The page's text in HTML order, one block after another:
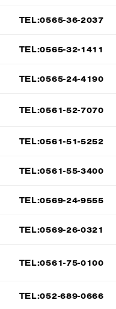
TEL:0565-36-2037
TEL:0565-32-1411
TEL:0565-24-4190
TEL:0561-52-7070
TEL:0561-51-5252
TEL:0561-55-3400
TEL:0569-24-9555
TEL:0569-26-0321
TEL:0561-75-0100
TEL:052-689-0666